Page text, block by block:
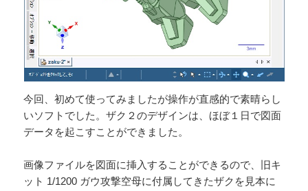
今回、初めて使ってみましたが操作が直感的で素晴らし
いソフトでした。ザク２のデザインは、ほぼ１日で図面
データを起こすことができました。
画像ファイルを図面に挿入することができるので、旧キ
ット 1/1200 ガウ攻撃空母に付属してきたザクを見本に